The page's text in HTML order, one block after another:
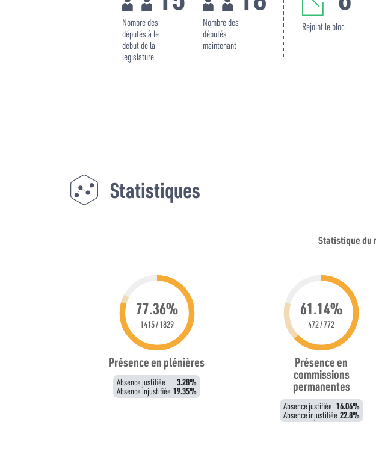
Nombre des
députés à le
début de la
legislature
Nombre des
députés
maintenant
Rejoint le bloc
Statistiques
Statistique du
77.36%
1415 / 1829
Présence en plénières
Absence justifiée 3.28%
Absence injustifiée 19.35%
61.14%
472 / 772
Présence en
commissions
permanentes
Absence justifiée 16.06%
Absence injustifiée 22.8%